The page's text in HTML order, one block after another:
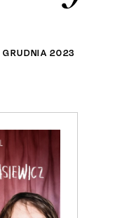
GRUDNIA 2023